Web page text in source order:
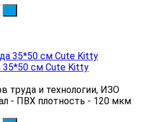
35*50 см Cute Kitty
труда и технологии, ИЗО
- ПВХ плотность - 120 мкм